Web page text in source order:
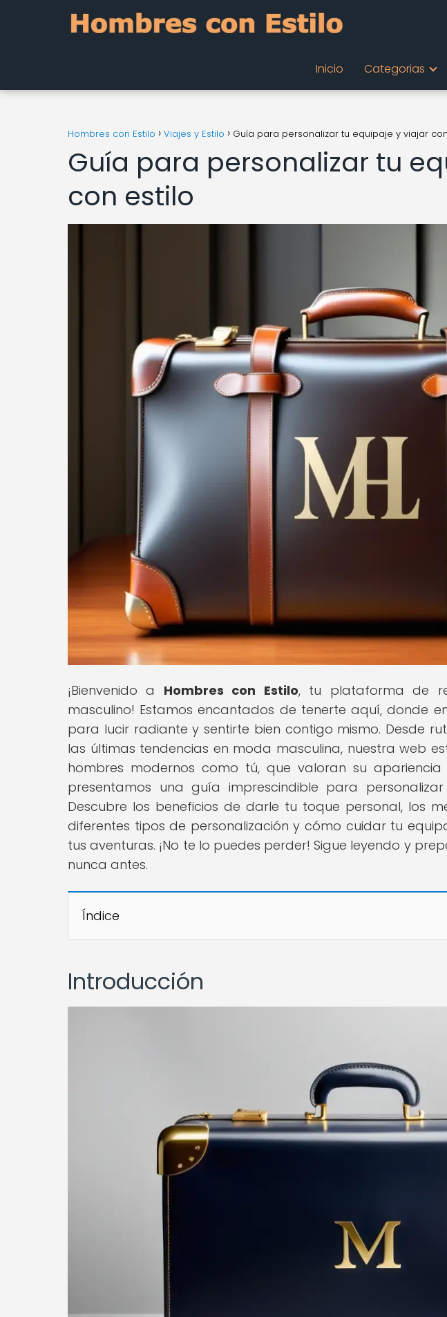
Inicio Categorias
Hombres con Estilo Viajes y Estilo Guía para personalizar tu equipaje y viajar
Guía para personalizar tu
con estilo
¡Bienvenido a Hombres con Estilo, tu plataforma de
masculino! Estamos encantados de tenerte aquí, donde
para lucir radiante y sentirte bien contigo mismo. Desde
las últimas tendencias en moda masculina, nuestra web
hombres modernos como tú, que valoran su
presentamos una guía imprescindible para
Descubre los beneficios de darle tu toque personal, los
diferentes tipos de personalización y cómo cuidar tu
tus aventuras. ¡No te lo puedes perder! Sigue leyendo y
nunca antes.
Índice
Introducción